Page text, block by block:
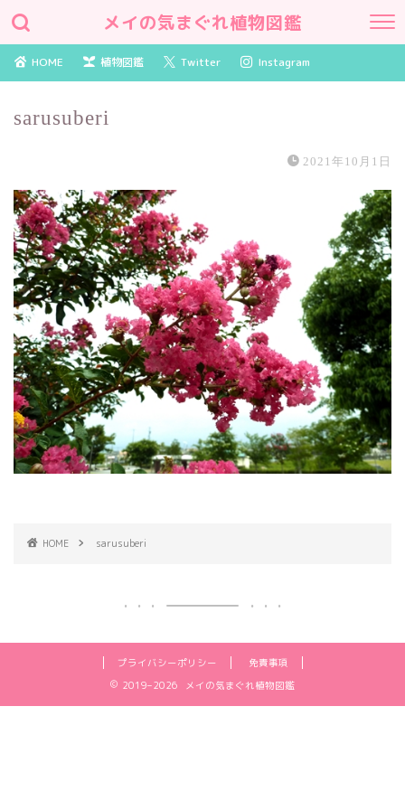
メイの気まぐれ植物図鑑
HOME 植物図鑑 Twitter Instagram
sarusuberi
2021年10月1日
HOME sarusuberi
プライバシーポリシー
免責事項
2019–2026 メイの気まぐれ植物図鑑